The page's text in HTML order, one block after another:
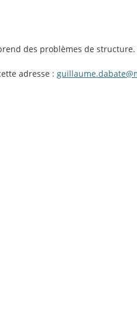
des problèmes de
adresse :